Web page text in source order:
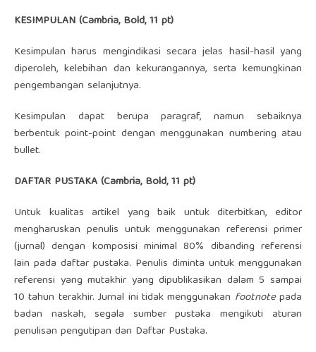
KESIMPULAN (Cambria, Bold, 11 pt)
Kesimpulan harus mengindikasi secara jelas hasil-hasil yang
diperoleh, kelebihan dan kekurangannya, serta kemungkinan
pengembangan selanjutnya.
Kesimpulan dapat berupa paragraf, namun sebaiknya
berbentuk point-point dengan menggunakan numbering atau
bullet.
DAFTAR PUSTAKA (Cambria, Bold, 11 pt)
Untuk kualitas artikel yang baik untuk diterbitkan, editor
mengharuskan penulis untuk menggunakan referensi primer
(jurnal) dengan komposisi minimal 80% dibanding referensi
lain pada daftar pustaka. Penulis diminta untuk menggunakan
referensi yang mutakhir yang dipublikasikan dalam 5 sampai
10 tahun terakhir. Jurnal ini tidak menggunakan footnotepada
badan naskah, segala sumber pustaka mengikuti aturan
penulisan pengutipan dan Daftar Pustaka.